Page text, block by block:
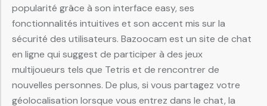
popularité grâce à son interface easy, ses
fonctionnalités intuitives et son accent mis sur la
sécurité des utilisateurs. Bazoocam est un site de chat
en ligne qui suggest de participer à des jeux
multijoueurs tels que Tetris et de rencontrer de
nouvelles personnes. De plus, si vous partagez votre
géolocalisation lorsque vous entrez dans le chat, la